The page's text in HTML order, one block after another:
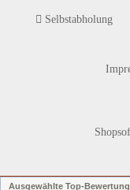
Selbstabholung
Ausgewählte Top-